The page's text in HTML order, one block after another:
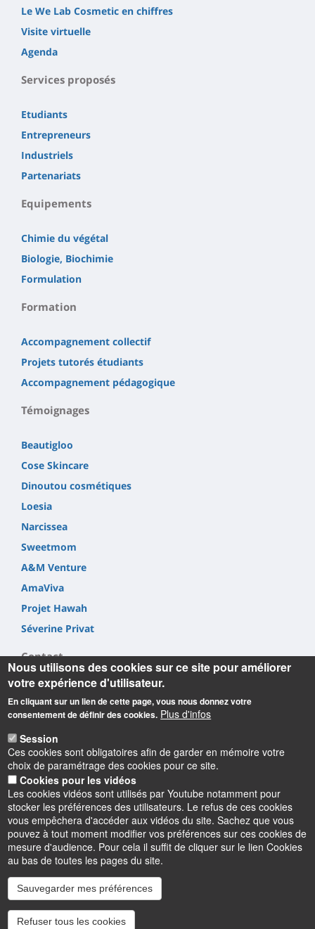
Le We Lab Cosmetic en chiffres
Visite virtuelle
Agenda
Services proposés
Etudiants
Entrepreneurs
Industriels
Partenariats
Equipements
Chimie du végétal
Biologie, Biochimie
Formulation
Formation
Accompagnement collectif
Projets tutorés étudiants
Accompagnement pédagogique
Témoignages
Beautigloo
Cose Skincare
Dinoutou cosmétiques
Loesia
Narcissea
Sweetmom
A&M Venture
AmaViva
Projet Hawah
Séverine Privat
Contact
Contacts / équipe
Plan d'accès
Informations
InstagramLinkedInYoutube
Nous utilisons des cookies sur ce site pour améliorer
votre expérience d'utilisateur.
En cliquant sur un lien de cette page, vous nous donnez votre
consentement de définir des cookies. Plus d'infos
Session
Ces cookies sont obligatoires afin de garder en mémoire votre
choix de paramétrage des cookies pour ce site.
Cookies pour les vidéos
Les cookies vidéos sont utilisés par Youtube notamment pour
stocker les préférences des utilisateurs. Le refus de ces cookies
vous empêchera d'accéder aux vidéos du site. Sachez que vous
pouvez à tout moment modifier vos préférences sur ces cookies de
mesure d'audience. Pour cela il suffit de cliquer sur le lien Cookies
au bas de toutes les pages du site.
Sauvegarder mes préférences
Refuser tous les cookies